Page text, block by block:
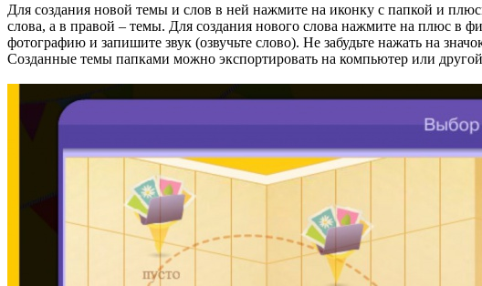
Для создания новой темы и слов в ней нажмите на иконку с папкой и
слова, а в правой – темы. Для создания нового слова нажмите на плюс в
фотографию и запишите звук (озвучьте слово). Не забудьте нажать на
Созданные темы папками можно экспортировать на компьютер или